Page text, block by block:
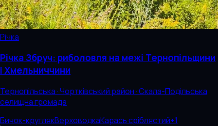
Річка
Річка Збруч: риболовля на межі Тернопільщини
і Хмельниччини
Тернопільська · Чортківський район · Скала-Подільська
селищна громада
Бичок-круглякВерховодкаКарась сріблястий+1